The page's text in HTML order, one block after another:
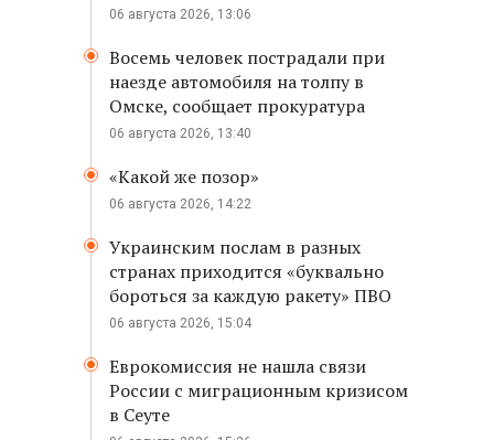
06 августа 2026, 13:06
Восемь человек пострадали при
наезде автомобиля на толпу в
Омске, сообщает прокуратура
06 августа 2026, 13:40
«Какой же позор»
06 августа 2026, 14:22
Украинским послам в разных
странах приходится «буквально
бороться за каждую ракету» ПВО
06 августа 2026, 15:04
Еврокомиссия не нашла связи
России с миграционным кризисом
в Сеуте